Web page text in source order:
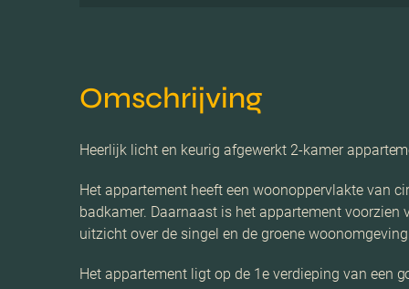
Omschrijving
Heerlijk licht en keurig afgewerkt 2-kamer
Het appartement heeft een woonoppervlakte van
badkamer. Daarnaast is het appartement voorzien
uitzicht over de singel en de groene
Het appartement ligt op de 1e verdieping van een